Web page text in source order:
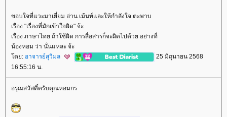
ขอบใจที่แวะมาเยี่ยม อ่าน เม้นท์และให้กำลังใจ ตะพาบ
เรื่อง "เรื่องที่มักเข้าใจผิด" จ้ะ
เรื่อง ภาษาไทย ถ้าใช้ผิด การสื่อสารก็จะผิดไปด้วย อย่างที่
น้องหอม ว่า นั่นแหละ จ้ะ
ดย: อาจารย์สุวิมล
25 มิถุนายน 2568
16:55:16 น.
อรุณสวัสดิ์ครับคุณหอมกร